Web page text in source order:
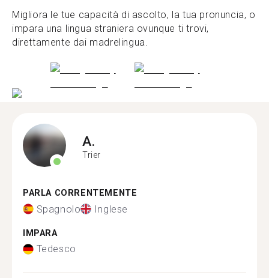
Migliora le tue capacità di ascolto, la tua pronuncia, o
impara una lingua straniera ovunque ti trovi,
direttamente dai madrelingua.
A.
Trier
PARLA CORRENTEMENTE
Spagnolo Inglese
IMPARA
Tedesco